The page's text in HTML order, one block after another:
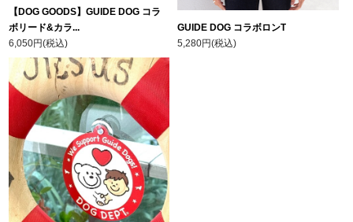
【DOG GOODS】GUIDE DOG コラ
ボリード&カラ...
6,050円(税込)
GUIDE DOG コラボロンT
5,280円(税込)